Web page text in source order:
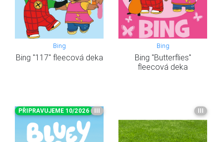
Bing
Bing "117" fleecová deka
Bing
Bing "Butterflies"
fleecová deka
PŘIPRAVUJEME 10/2026 III III